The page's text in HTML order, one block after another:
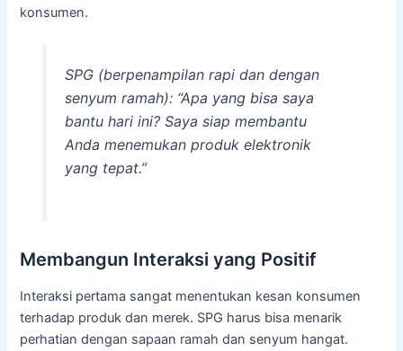
konsumen.
SPG (berpenampilan rapi dan dengan
senyum ramah): “Apa yang bisa saya
bantu hari ini? Saya siap membantu
Anda menemukan produk elektronik
yang tepat.”
Membangun Interaksi yang Positif
Interaksi pertama sangat menentukan kesan konsumen
terhadap produk dan merek. SPG harus bisa menarik
perhatian dengan sapaan ramah dan senyum hangat.